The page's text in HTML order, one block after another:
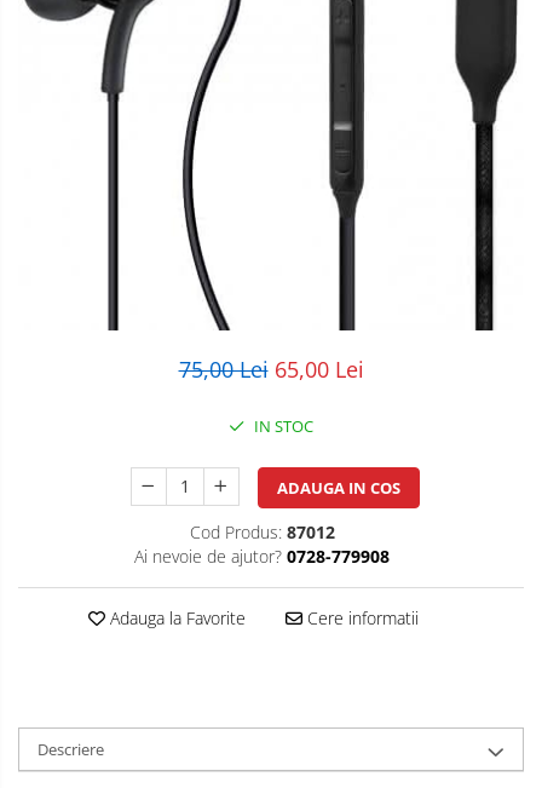
POS/Scanere coduri de bare
Scule electrice
75,00 Lei 65,00 Lei
IN STOC
ADAUGA IN COS
Cod Produs: 87012
Ai nevoie de ajutor? 0728-779908
Adauga la Favorite Cere informatii
Descriere